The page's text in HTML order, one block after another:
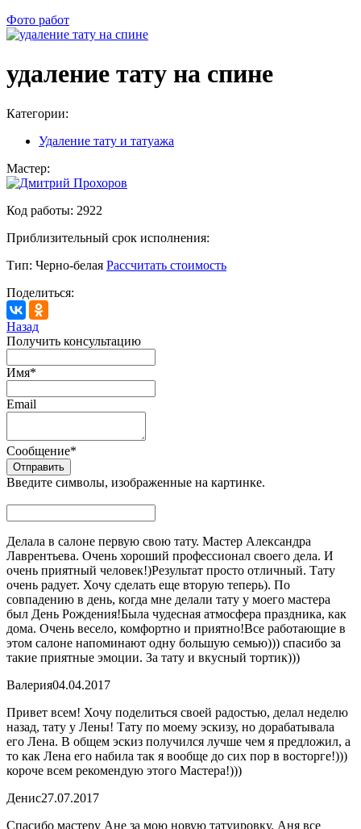
Фото работ
удаление тату на спине
Категории:
Удаление тату и татуажа
Мастер:
Код работы: 2922
Приблизительный срок исполнения:
Тип: Черно-белая Рассчитать стоимость
Поделиться:
Назад
Получить консультацию
Имя*
Email
Сообщение*
Введите символы, изображенные на картинке.
Делала в салоне первую свою тату. Мастер Александра
Лаврентьева. Очень хороший профессионал своего дела. И
очень приятный человек!)Результат просто отличный. Тату
очень радует. Хочу сделать еще вторую теперь). По
совпадению в день, когда мне делали тату у моего мастера
был День Рождения!Была чудесная атмосфера праздника, как
дома. Очень весело, комфортно и приятно!Все работающие в
этом салоне напоминают одну большую семью))) спасибо за
такие приятные эмоции. За тату и вкусный тортик)))
Валерия04.04.2017
Привет всем! Хочу поделиться своей радостью, делал неделю
назад, тату у Лены! Тату по моему эскизу, но дорабатывала
его Лена. В общем эскиз получился лучше чем я предложил, а
то как Лена его набила так я вообще до сих пор в восторге!)))
короче всем рекомендую этого Мастера!)))
Денис27.07.2017
Спасибо мастеру Ане за мою новую татуировку. Аня все